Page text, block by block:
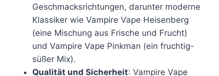
r
P
r
o
d
u
r
P
o
u
n
e
n
k
ö
n
n
e
n
k
n
Geschmacksrichtungen, darunter moderne
Klassiker wie Vampire Vape Heisenberg
(eine Mischung aus Frische und Frucht)
und Vampire Vape Pinkman (ein fruchtig-
süßer Mix).
Qualität und Sicherheit: Vampire Vape